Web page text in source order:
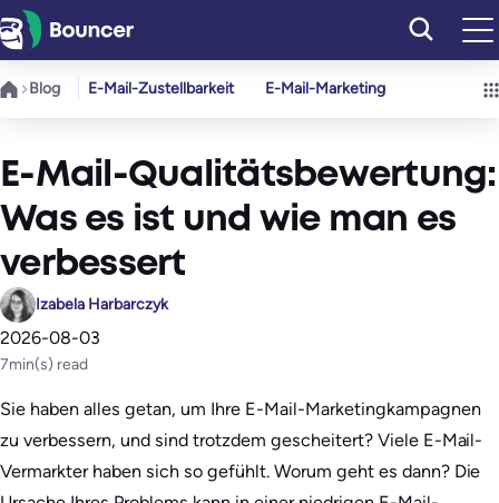
Zum
Inhalt
springen
Blog E-Mail-Zustellbarkeit E-Mail-Marketing
E-Mail-Qualitätsbewertung:
Was es ist und wie man es
verbessert
Izabela Harbarczyk
2026-08-03
7min(s) read
Sie haben alles getan, um Ihre E-Mail-Marketingkampagnen
zu verbessern, und sind trotzdem gescheitert? Viele E-Mail-
Vermarkter haben sich so gefühlt. Worum geht es dann? Die